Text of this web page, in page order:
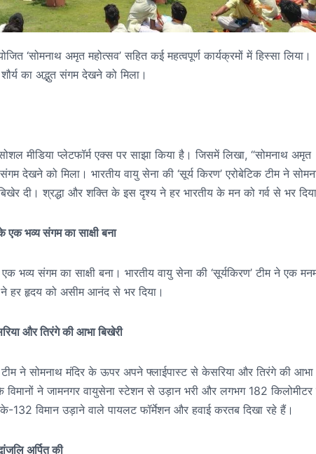
‘सोमनाथ अमृत महोत्सव’ सहित कई महत्वपूर्ण कार्यक्रमों में हिस्सा लिया।
का अद्भुत संगम देखने को मिला।
मीडिया प्लेटफॉर्म एक्स पर साझा किया है। जिसमें लिखा, “सोमनाथ अमृत
देखने को मिला। भारतीय वायु सेना की ‘सूर्य किरण’ एरोबेटिक टीम ने
दी। श्रद्धा और शक्ति के इस दृश्य ने हर भारतीय के मन को गर्व से भर
भव्य संगम का साक्षी बना
संगम का साक्षी बना। भारतीय वायु सेना की ‘सूर्यकिरण’ टीम ने एक
ने हर हृदय को असीम आनंद से भर दिया।
और तिरंगे की आभा बिखेरी
टीम ने सोमनाथ मंदिर के ऊपर अपने फ्लाईपास्ट से केसरिया और तिरंगे की आभा
ने जामनगर वायुसेना स्टेशन से उड़ान भरी और लगभग 182 किलोमीटर
विमान उड़ाने वाले पायलट फॉर्मेशन और हवाई करतब दिखा रहे हैं।
अर्पित की